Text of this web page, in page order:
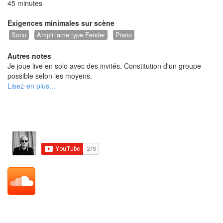
45 minutes
Exigences minimales sur scène
Sono Ampli lame type Fender Piano
Autres notes
Je joue live en solo avec des invités. Constitution d'un groupe
possible selon les moyens.
I play live solo with guests. Can play with a full band on request